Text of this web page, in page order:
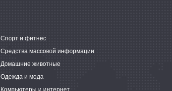
Спорт и фитнес
Средства массовой информации
Домашние животные
Одежда и мода
Компьютеры и интернет